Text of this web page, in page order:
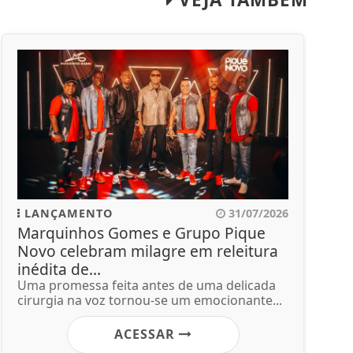
LANÇAMENTO 31/07/2026
Marquinhos Gomes e Grupo Pique
Novo celebram milagre em releitura
inédita de...
Uma promessa feita antes de uma delicada
cirurgia na voz tornou-se um emocionante...
ACESSAR